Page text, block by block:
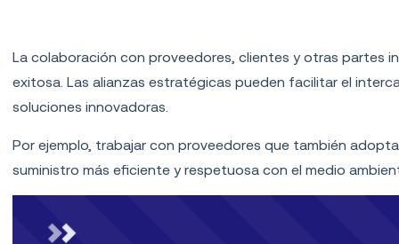
La colaboración con proveedores, clientes y otras partes
exitosa. Las alianzas estratégicas pueden facilitar el
soluciones innovadoras.
Por ejemplo, trabajar con proveedores que también
suministro más eficiente y respetuosa con el medio